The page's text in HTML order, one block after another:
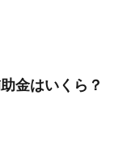
金はいくら？